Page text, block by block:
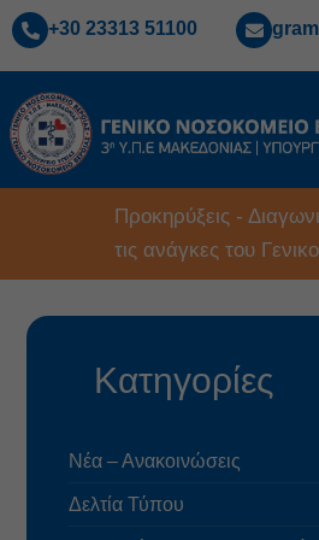
+30 23313 51100
Προκηρύξεις -
τις ανάγκες του
Κατηγορίες
Νέα – Ανακοινώσεις
Δελτία Τύπου